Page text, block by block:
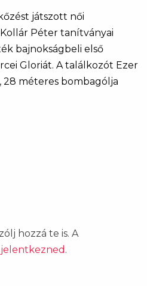
játszott női
Péter tanítványai
bajnokságbeli első
Gloriát. A találkozót Ezer
28 méteres bombagólja
hozzá te is. A
jelentkezned .